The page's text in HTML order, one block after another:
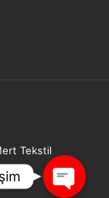
Tekstil